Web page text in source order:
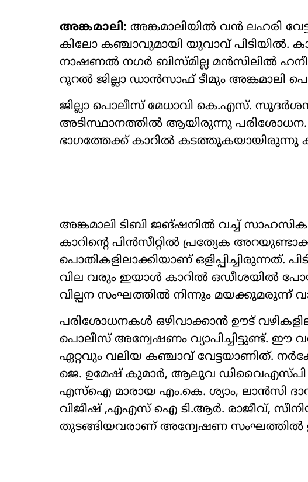
അങ്കമാലി: അങ്കമാലിയിൽ വൻ ലഹരി
കിലോ കഞ്ചാവുമായി യുവാവ് പിടിയിൽ.
നാഷണൽ നഗർ ബിസ്മില്ല മൻസിലിൽ
റൂറൽ ജില്ലാ ഡാൻസാഫ് ടീമും അങ്കമാലി
ജില്ലാ പൊലീസ് മേധാവി കെ.എസ്. സുദർശന്
അടിസ്ഥാനത്തിൽ ആയിരുന്നു പരിശോധന.
ഭാഗത്തേക്ക് കാറിൽ കടത്തുകയായിരുന്നു
അങ്കമാലി ടിബി ജങ്ഷനിൽ വച്ച്
കാറിന്‍റെ പിൻസീറ്റിൽ പ്രത്യേക
പൊതികളിലാക്കിയാണ് ഒളിപ്പിച്ചിരുന്നത്.
വില വരും ഇയാൾ കാറിൽ ഒഡീശയിൽ
വില്പന സംഘത്തിൽ നിന്നും മയക്കുമരുന്ന്
പരിശോധനകൾ ഒഴിവാക്കാൻ ഊട്
പൊലീസ് അന്വേഷണം വ്യാപിച്ചിട്ടുണ്ട്. ഈ
ഏറ്റവും വലിയ കഞ്ചാവ് വേട്ടയാണിത്.
ജെ. ഉമേഷ് കുമാർ, ആലുവ ഡിവൈഎസ്പി
എസ്ഐ മാരായ എം.കെ. ശ്യാം, ലാൻസി
വിജീഷ് ,എഎസ് ഐ ടി.ആർ. രാജീവ്,
തുടങ്ങിയവരാണ് അന്വേഷണ സംഘത്തിൽ